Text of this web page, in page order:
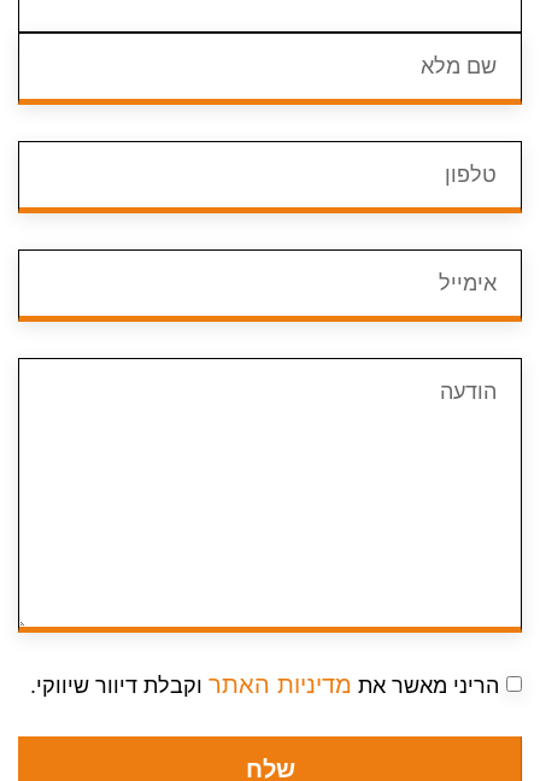
מאשר אתמדיניות האתרוקבלת דיוור שיווקי.